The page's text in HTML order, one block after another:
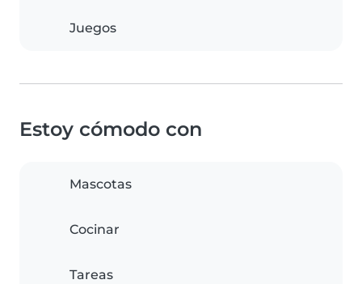
Juegos
Estoy cómodo con
Mascotas
Cocinar
Tareas